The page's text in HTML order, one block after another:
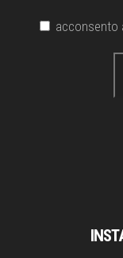
acconsento